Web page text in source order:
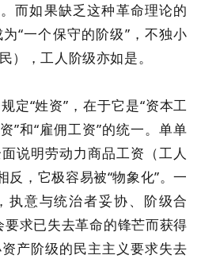
而如果缺乏这种革命理论的
“一个保守的阶级”，不独小
），工人阶级亦如是。
“姓资”，在于它是“资本工
”和“雇佣工资”的统一。单单
说明劳动力商品工资（工人
反，它极容易被“物象化”。一
执意与统治者妥协、阶级合
求已失去革命的锋芒而获得
产阶级的民主主义要求失去